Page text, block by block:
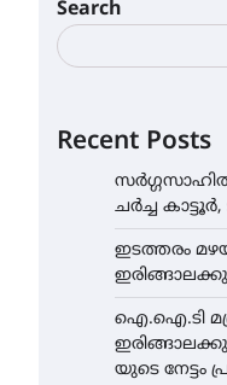
Search
Recent Posts
ചർച്ച
ഇടത്തരം
ഐ.ഐ.ടി
യുടെ നേട്ടം